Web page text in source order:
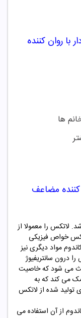
با روان کننده
ها
کننده مضاعف
لاتکس را معمولا از
خواص فیزیکی
مواد دیگری نیز
درون سانتریفیوژ
می شود که خاصیت
می کند که به
تولید شده از لاتکس
از آن استفاده می